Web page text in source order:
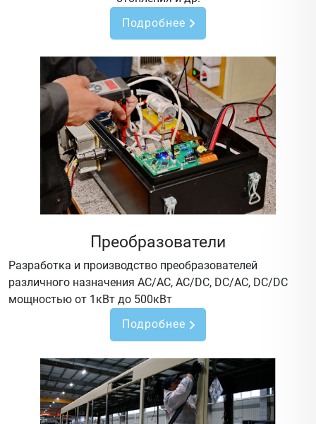
Подробнее
Преобразователи
Разработка и производство преобразователей
различного назначения AC/AC, AC/DC, DC/AC, DC/DC
мощностью от 1кВт до 500кВт
Подробнее